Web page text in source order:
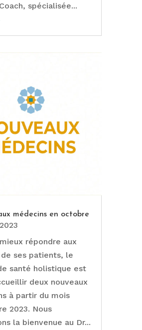
spécialisée...
médecins en octobre
répondre aux
ses patients, le
santé holistique est
deux nouveaux
à partir du mois
2023. Nous
la bienvenue au Dr...